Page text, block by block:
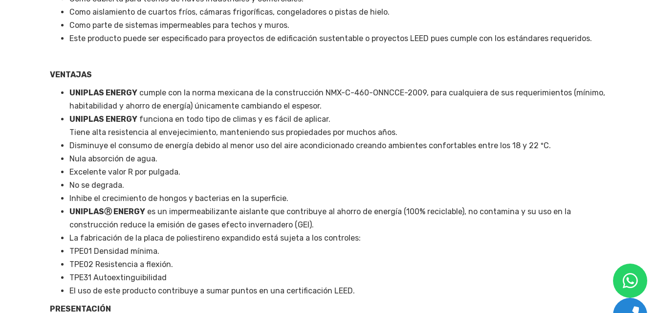
Como aislamiento de cuartos fríos, cámaras frigoríficas, congeladores o pistas de hielo.
Como parte de sistemas impermeables para techos y muros.
Este producto puede ser especificado para proyectos de edificación sustentable o proyectos LEED pues cumple con los estándares requeridos.
VENTAJAS
UNIPLAS ENERGY cumple con la norma mexicana de la construcción NMX-C-460-ONNCCE-2009, para cualquiera de sus requerimientos (mínimo,
habitabilidad y ahorro de energía) únicamente cambiando el espesor.
UNIPLAS ENERGY funciona en todo tipo de climas y es fácil de aplicar.
Tiene alta resistencia al envejecimiento, manteniendo sus propiedades por muchos años.
Disminuye el consumo de energía debido al menor uso del aire acondicionado creando ambientes confortables entre los 18 y 22 ºC.
Nula absorción de agua.
Excelente valor R por pulgada.
No se degrada.
Inhibe el crecimiento de hongos y bacterias en la superficie.
UNIPLASⓇ ENERGY es un impermeabilizante aislante que contribuye al ahorro de energía (100% reciclable), no contamina y su uso en la
construcción reduce la emisión de gases efecto invernadero (GEI).
La fabricación de la placa de poliestireno expandido está sujeta a los controles:
TPE01 Densidad mínima.
TPE02 Resistencia a flexión.
TPE31 Autoextinguibilidad
El uso de este producto contribuye a sumar puntos en una certificación LEED.
PRESENTACIÓN